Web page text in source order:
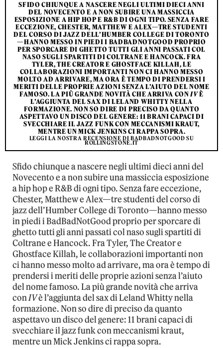
SFIDO CHIUNQUE A NASCERE NEGLI ULTIMI DIECI ANNI
DEL NOVECENTO E A NON SUBIRE UNA MASSICCIA
ESPOSIZIONE A HIP HOP E R&B DI OGNI TIPO. SENZA FARE
ECCEZIONE, CHESTER, MATTHEW E ALEX—TRE STUDENTI
DEL CORSO DI JAZZ DELL’HUMBER COLLEGE DI TORONTO
—HANNO MESSO IN PIEDI I BADBADNOTGOOD PROPRIO
PER SPORCARE DI GHETTO TUTTI GLI ANNI PASSATI COL
NASO SUGLI SPARTITI DI COLTRANE E HANCOCK. FRA
TYLER, THE CREATOR E GHOSTFACE KILLAH, LE
COLLABORAZIONI IMPORTANTI NON CI HANNO MESSO
MOLTO AD ARRIVARE, MA ORA È TEMPO DI PRENDERSI I
MERITI DELLE PROPRIE AZIONI SENZA L’AIUTO DEL NOME
FAMOSO. LA PIÙ GRANDE NOVITÀ CHE ARRIVA CONIVÈ
L’AGGIUNTA DEL SAX DI LELAND WHITTY NELLA
FORMAZIONE. NON SO DIRE DI PRECISO DA QUANTO
ASPETTAVO UN DISCO DEL GENERE: 11 BRANI CAPACI DI
SVECCHIARE IL JAZZ FUNK CON MECCANISMI KRAUT,
MENTRE UN MICK JENKINS CI RAPPA SOPRA.
LEGGI LA NOSTRA RECENSIONE DI BADBADNOTGOOD SU
ROLLINGSTONE.IT
Sfido chiunque a nascere negli ultimi dieci anni del
Novecento e a non subire una massiccia esposizione
a hip hop e R&B di ogni tipo. Senza fare eccezione,
Chester, Matthew e Alex—tre studenti del corso di
jazz dell’Humber College di Toronto—hanno messo
in piedi i BadBadNotGood proprio per sporcare di
ghetto tutti gli anni passati col naso sugli spartiti di
Coltrane e Hancock. Fra Tyler, The Creator e
Ghostface Killah, le collaborazioni importanti non
ci hanno messo molto ad arrivare, ma ora è tempo di
prendersi i meriti delle proprie azioni senza l’aiuto
del nome famoso. La più grande novità che arriva
conIVè l’aggiunta del sax di Leland Whitty nella
formazione. Non so dire di preciso da quanto
aspettavo un disco del genere: 11 brani capaci di
svecchiare il jazz funk con meccanismi kraut,
mentre un Mick Jenkins ci rappa sopra.